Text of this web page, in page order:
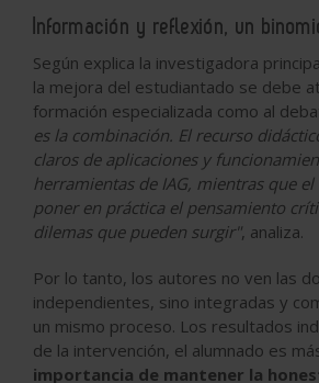
Información y reflexión, un
Según explica la investigadora
la mejora del estudiantado se debe
formación especializada como al
es la combinación. El recurso
claros de aplicaciones y
herramientas de IAG, mientras que
poner en práctica el pensamiento
dilemas que pueden surgir", analiza.
Por lo tanto, los autores no ven las
independientes, sino integradas y
un mismo proceso. Los resultados
de la intervención, el alumnado es
importancia de mantener la